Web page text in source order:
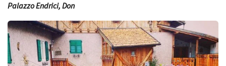
Palazzo Endrici, Don